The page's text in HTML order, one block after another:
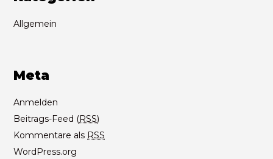
Allgemein
Meta
Anmelden
Beitrags-Feed (RSS)
Kommentare als RSS
WordPress.org